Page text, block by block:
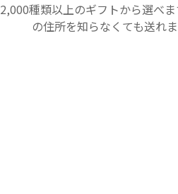
2,000種類以上のギフトから選べ
の住所を知らなくても送れ